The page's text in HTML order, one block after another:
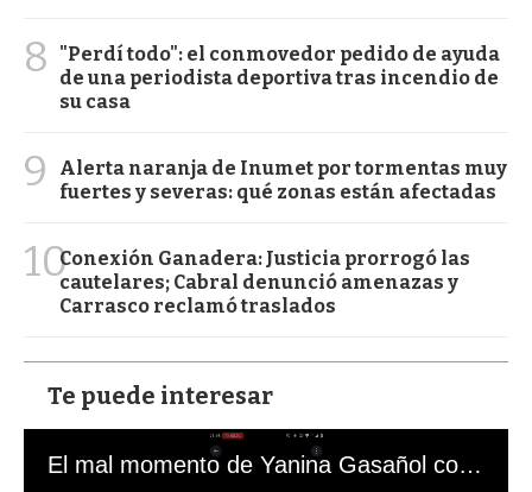
8
"Perdí todo": el conmovedor pedido de ayuda
de una periodista deportiva tras incendio de
su casa
9
Alerta naranja de Inumet por tormentas muy
fuertes y severas: qué zonas están afectadas
10Conexión Ganadera: Justicia prorrogó las
cautelares; Cabral denunció amenazas y
Carrasco reclamó traslados
Te puede interesar
El mal momento de Yanina Gasañol con un hincha argentino en "Subrayado"